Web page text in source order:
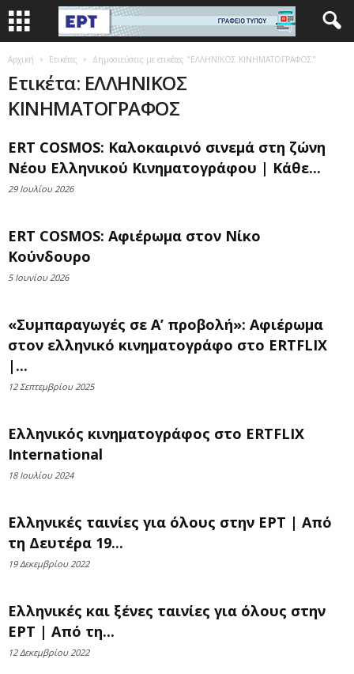
Αρχική Ετικέτες Δημοσιεύσεις με ετικέτες "ΕΛΛΗΝΙΚΟΣ ΚΙΝΗΜΑΤΟΓΡΑΦΟΣ"
Ετικέτα: ΕΛΛΗΝΙΚΟΣ
ΚΙΝΗΜΑΤΟΓΡΑΦΟΣ
ERT COSMOS: Καλοκαιρινό σινεμά στη ζώνη
Νέου Ελληνικού Κινηματογράφου | Κάθε...
29 Ιουλίου 2026
ERT COSMOS: Αφιέρωμα στον Νίκο
Κούνδουρο
5 Ιουνίου 2026
«Συμπαραγωγές σε Α’ προβολή»: Αφιέρωμα
στον ελληνικό κινηματογράφο στο ERTFLIX
|...
12 Σεπτεμβρίου 2025
Ελληνικός κινηματογράφος στο ERTFLIX
International
18 Ιουλίου 2024
Ελληνικές ταινίες για όλους στην ΕΡΤ | Από
τη Δευτέρα 19...
19 Δεκεμβρίου 2022
Ελληνικές και ξένες ταινίες για όλους στην
ΕΡΤ | Από τη...
12 Δεκεμβρίου 2022